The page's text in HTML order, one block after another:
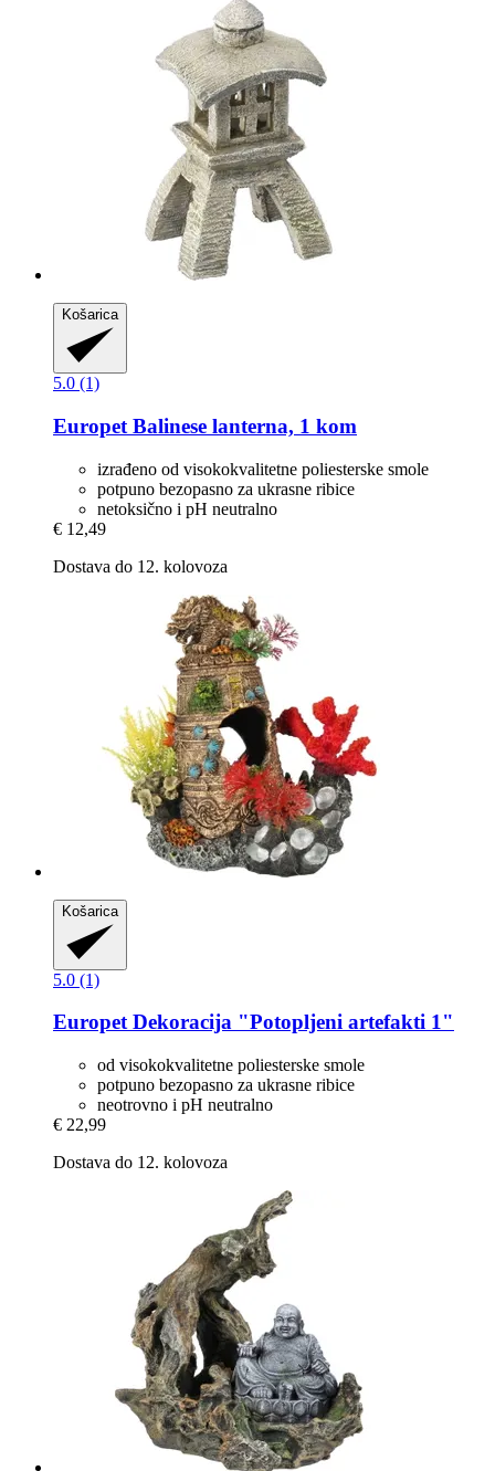
Košarica
5.0 (1)
Europet Balinese lanterna, 1 kom
izrađeno od visokokvalitetne poliesterske smole
potpuno bezopasno za ukrasne ribice
netoksično i pH neutralno
€ 12,49
Dostava do 12. kolovoza
Košarica
5.0 (1)
EuropetDekoracija "Potopljeni artefakti 1"
od visokokvalitetne poliesterske smole
potpuno bezopasno za ukrasne ribice
neotrovno i pH neutralno
€ 22,99
Dostava do 12. kolovoza